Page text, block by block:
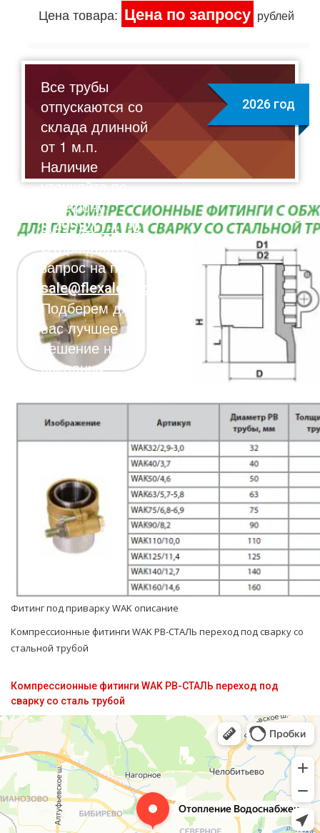
Цена товара: Цена по запросу рублей
Все трубы
отпускаются со
склада длинной
от 1 м.п.
Наличие
уточняйте по
телефону:
8(495)211-17-01
Отправляйте
запрос на почту:
sale@flexalen.company
Подберем для
вас лучшее
решение на
выгодных
2026 год
Фитинг под приварку WAK описание
Компрессионные фитинги WAK PB-СТАЛЬ переход под сварку со
стальной тpубой
Компрессионные фитинги WAK PB-СТАЛЬ переход под
сварку со сталь трубой